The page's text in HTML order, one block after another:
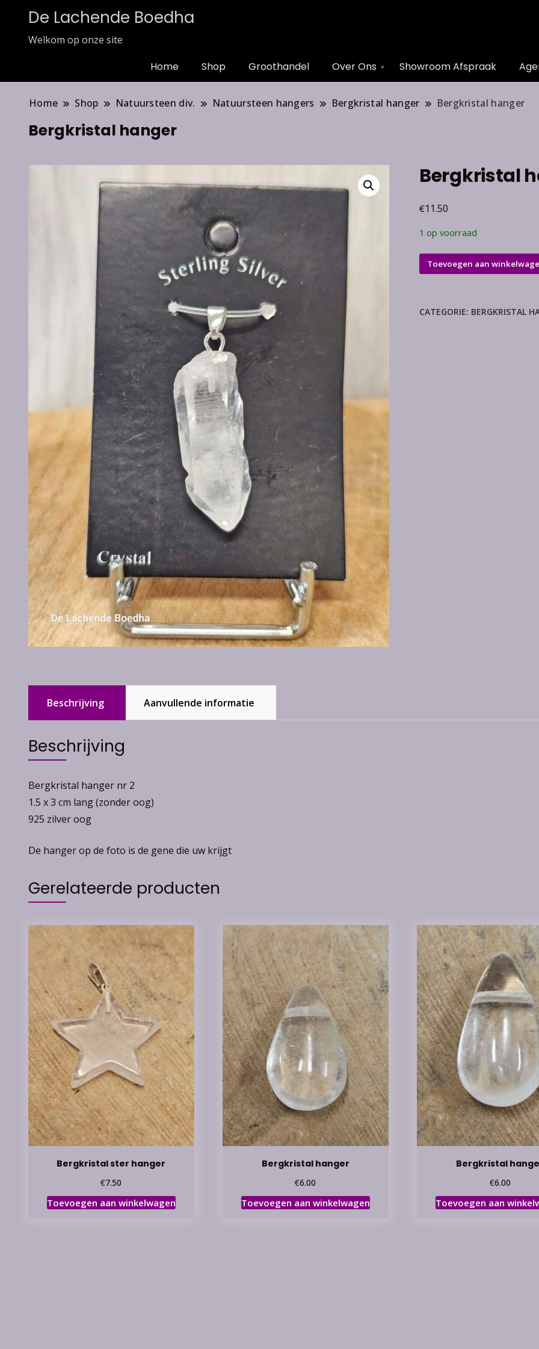
De Lachende Boedha
Welkom op onze site
Home Shop Groothandel Over Ons Showroom Afspraak
Home Shop Natuursteen div. Natuursteen hangers Bergkristal hanger Bergkristal hanger
Bergkristal hanger
Bergkristal
€11.50
1 op voorraad
Bergkristal
hanger
Toevoegen aan
CATEGORIE: BERGKRISTAL
Beschrijving Aanvullende informatie
Beschrijving
Bergkristal hanger nr 2
1.5 x 3 cm lang (zonder oog)
925 zilver oog
De hanger op de foto is de gene die uw krijgt
Gerelateerde producten
Bergkristal ster hanger
€7.50
Toevoegen aan winkelwagen
Bergkristal hanger
€6.00
Toevoegen aan winkelwagen
Bergkristal
€6.00
Toevoegen aan